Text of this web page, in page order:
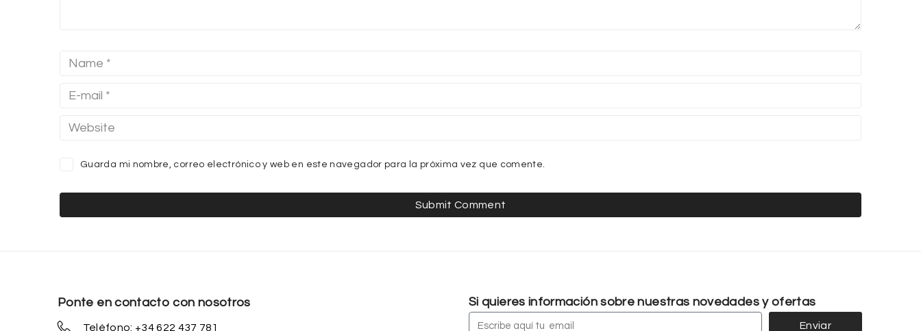
Guarda mi nombre, correo electrónico y web en este navegador para la próxima vez que comente.
Ponte en contacto con nosotros
Teléfono: +34 622 437 781
Si quieres información sobre nuestras novedades y ofertas
Enviar